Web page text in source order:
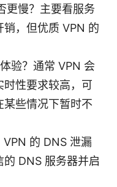
更慢？主要看服务
，但优质 VPN 的
验？通常 VPN 会
时性要求较高，可
某些情况下暂时不
的 DNS 泄漏
DNS 服务器并启